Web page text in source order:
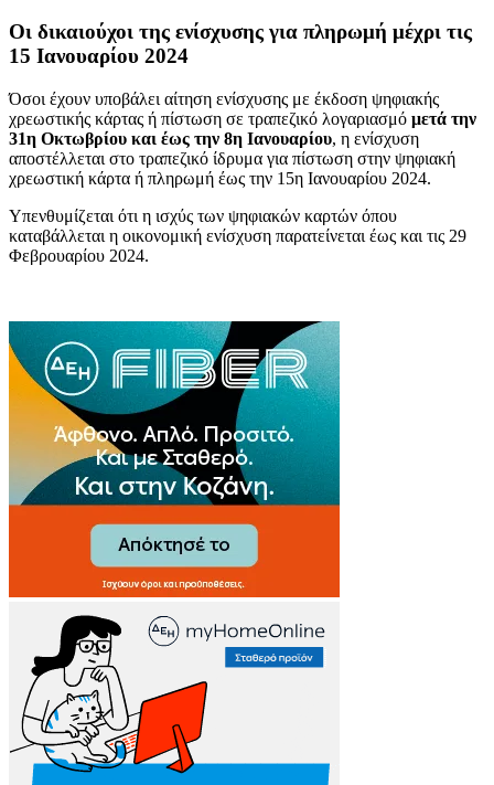
Οι δικαιούχοι της ενίσχυσης για πληρωμή μέχρι τις
15 Ιανουαρίου 2024
Όσοι έχουν υποβάλει αίτηση ενίσχυσης με έκδοση ψηφιακής
χρεωστικής κάρτας ή πίστωση σε τραπεζικό λογαριασμό μετά την
31η Οκτωβρίου και έως την 8η Ιανουαρίου, η ενίσχυση
αποστέλλεται στο τραπεζικό ίδρυμα για πίστωση στην ψηφιακή
χρεωστική κάρτα ή πληρωμή έως την 15η Ιανουαρίου 2024.
Υπενθυμίζεται ότι η ισχύς των ψηφιακών καρτών όπου
καταβάλλεται η οικονομική ενίσχυση παρατείνεται έως και τις 29
Φεβρουαρίου 2024.